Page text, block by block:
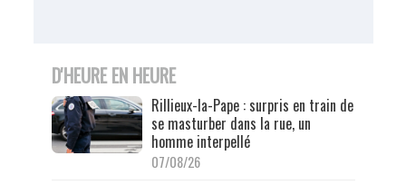
D'HEURE EN HEURE
Rillieux-la-Pape : surpris en train de
se masturber dans la rue, un
homme interpellé
07/08/26